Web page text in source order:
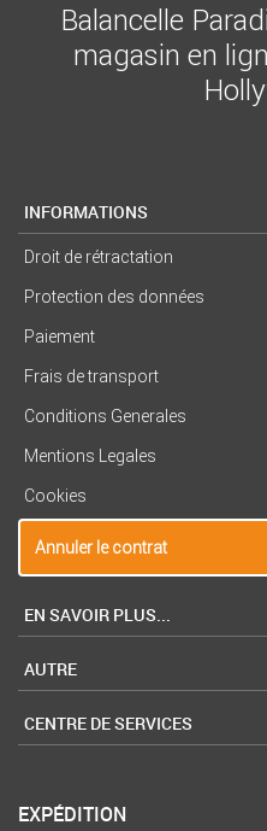
Balancelle
magasin en
INFORMATIONS
Droit de rétractation
Protection des données
Paiement
Frais de transport
Conditions Generales
Mentions Legales
Cookies
Annuler le contrat
EN SAVOIR PLUS...
AUTRE
CENTRE DE SERVICES
EXPÉDITION